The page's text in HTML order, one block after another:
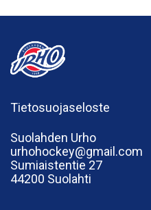
Tietosuojaseloste
Suolahden Urho
urhohockey@gmail.com
Sumiaistentie 27
44200 Suolahti